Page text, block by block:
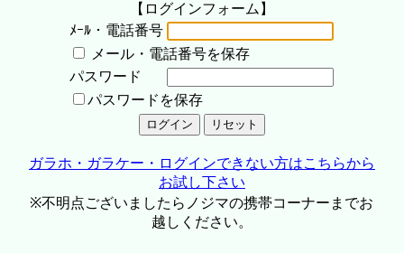
【ログインフォーム】
ﾒｰﾙ・電話番号
メール・電話番号を保存
パスワード
パスワードを保存
ガラホ・ガラケー・ログインできない方はこちらから
お試し下さい
※不明点ございましたらノジマの携帯コーナーまでお
越しください。